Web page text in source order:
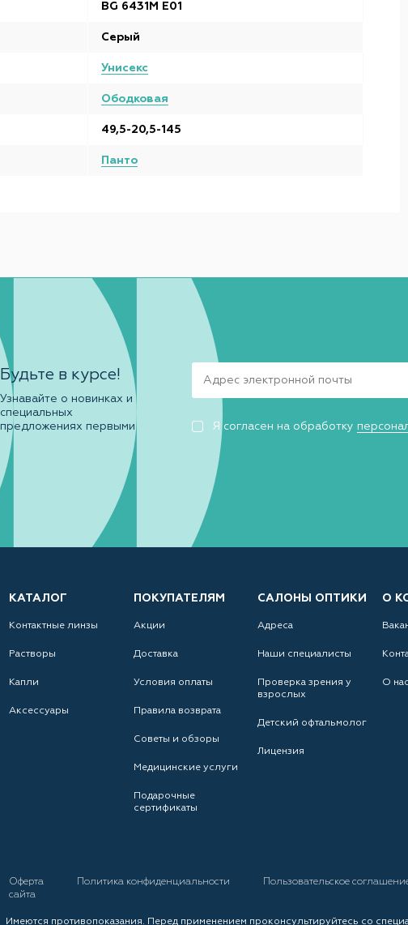
BG 6431M E01
Серый
Унисекс
Ободковая
49,5-20,5-145
Панто
Будьте в курсе!
Узнавайте о новинках и
специальных
предложениях первыми
Я согласен на обработку
КАТАЛОГ
Контактные линзы
Растворы
Капли
Аксессуары
ПОКУПАТЕЛЯМ
Акции
Доставка
Условия оплаты
Правила возврата
Советы и обзоры
Медицинские услуги
Подарочные
сертификаты
САЛОНЫ ОПТИКИ
Адреса
Наши специалисты
Проверка зрения у
взрослых
Детский офтальмолог
Лицензия
О
О нас
Оферта Политика конфиденциальности Пользовательское
сайта
Имеются противопоказания. Перед применением проконсультируйтесь со